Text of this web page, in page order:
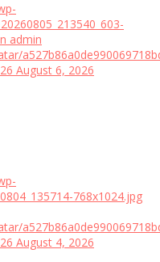
admin
August 6, 2026
768x1024.jpg
August 4, 2026